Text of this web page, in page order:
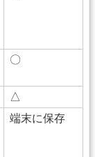
〇
△
端末に保存